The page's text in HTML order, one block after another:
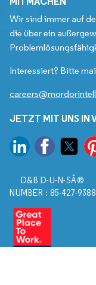
Wir sind immer auf
die über ein
Interessiert? Bitte
JETZT MIT UNS IN
D&B D-U-N-SÂ®
NUMBER : 85-427-9388